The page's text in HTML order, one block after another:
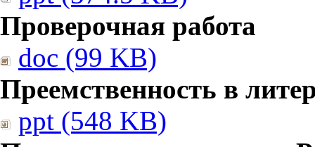
Проверочная работа
doc (99 KB)
Преемственность в
ppt (548 KB)